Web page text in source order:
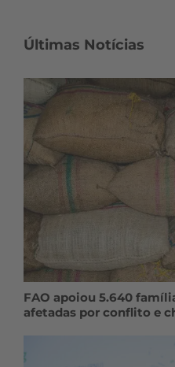
Últimas Notícias
FAO apoiou 5.640
afetadas por conflito e